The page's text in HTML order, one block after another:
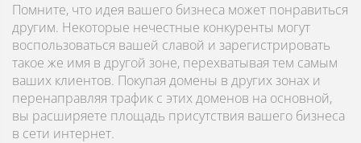
Помните, что идея вашего бизнеса может понравиться
другим. Некоторые нечестные конкуренты могут
воспользоваться вашей славой и зарегистрировать
такое же имя в другой зоне, перехватывая тем самым
ваших клиентов. Покупая домены в других зонах и
перенаправляя трафик с этих доменов на основной,
вы расширяете площадь присутствия вашего бизнеса
в сети интернет.